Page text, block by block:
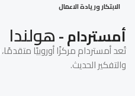
الابتكار وريادة الاعمال
أمستردام -هولندا
تُعد أمستردام مركزًا أوروبيًا متقدمًا،
والتفكير الحديث.